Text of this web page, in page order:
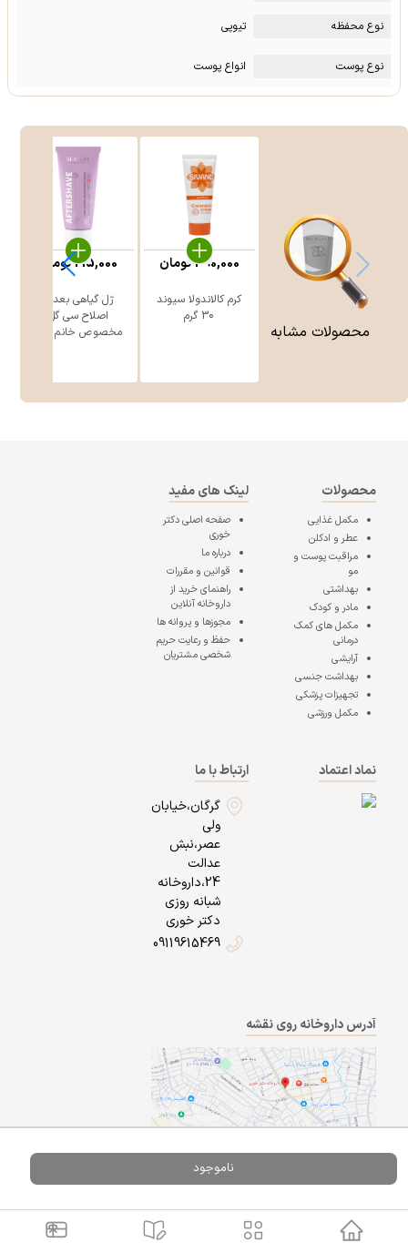
نوع محفظه تیوپی
نوع پوست انواع پوست
محصولات مشابه
کرم کالاندولا سیوند
30 گرم
390,000تومان
ژل گیاهی بعد از
اصلاح سی گل
مخصوص خانم ه ...
215,000تومان
ناموجود
محصولات
مکمل غذایی
عطر و ادکلن
مراقبت پوست و
مو
بهداشتی
مادر و کودک
مکمل های کمک
درمانی
آرایشی
بهداشت جنسی
تجهیزات پزشکی
مکمل ورزشی
لینک های مفید
صفحه اصلیدکتر
خوری
درباره ما
قوانین و مقررات
راهنمای خرید از
داروخانه آنلاین
مجوزها و پروانه ها
حفظ و رعایت حریم
شخصی مشتریان
نماد اعتماد
ارتباط با ما
گرگان،خیابان
ولی
عصر،نبش
عدالت
24،داروخانه
شبانه روزی
دکتر خوری
09119615469
آدرس داروخانه روی نقشه
A Pluss
Powered By